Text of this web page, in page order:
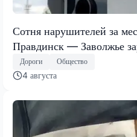
Сотня нарушителей за
Правдинск — Заволжье
Дороги Общество
4 августа